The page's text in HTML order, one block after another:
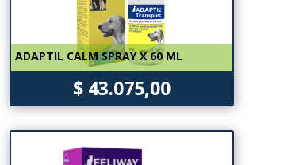
ADAPTIL CALM SPRAY X 60 ML
$ 43.075,00